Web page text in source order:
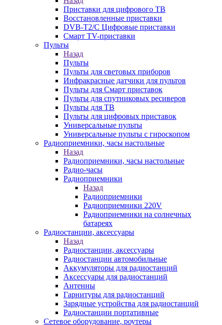
Приставки для цифрового ТВ
Восстановленные приставки
DVB-T2/C Цифровые приставки
Смарт ТV-приставки
Пульты
Назад
Пульты
Пульты для световых приборов
Инфракрасные датчики для пультов
Пульты для Смарт приставок
Пульты для спутниковых ресиверов
Пульты для ТВ
Пульты для цифровых приставок
Универсальные пульты
Универсальные пульты с гироскопом
Радиоприемники, часы настольные
Назад
Радиоприемники, часы настольные
Радио-часы
Радиоприемники
Назад
Радиоприемники
Радиоприемники 220V
Радиоприемники на солнечных
батареях
Радиостанции, аксессуары
Назад
Радиостанции, аксессуары
Радиостанции автомобильные
Аккумуляторы для радиостанций
Аксессуары для радиостанций
Антенны
Гарнитуры для радиостанций
Зарядные устройства для радиостанций
Радиостанции портативные
Сетевое оборудование, роутеры